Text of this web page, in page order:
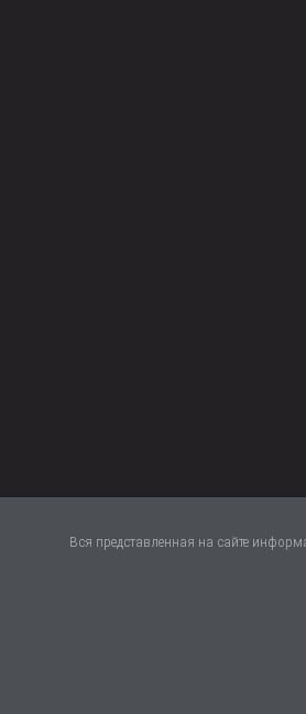
Вся представленная на сайте